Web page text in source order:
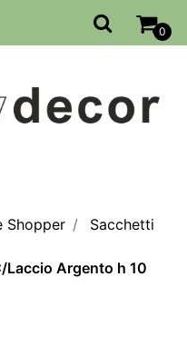
0
Shopper
Sacchetti
Laccio Argento h 10